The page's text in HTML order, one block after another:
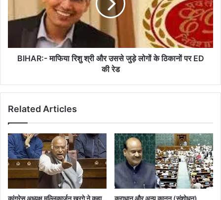
उससे
के
ठिकानों
की
BIHAR:- माफिया रिशु श्री और उससे जुड़े लोगों के ठिकानों पर ED
की रेड
Related Articles
कांग्रेस अध्यक्ष मल्लिकार्जुन खरगे ने कहा,
कराधान और अन्य कानून (संशोधन)